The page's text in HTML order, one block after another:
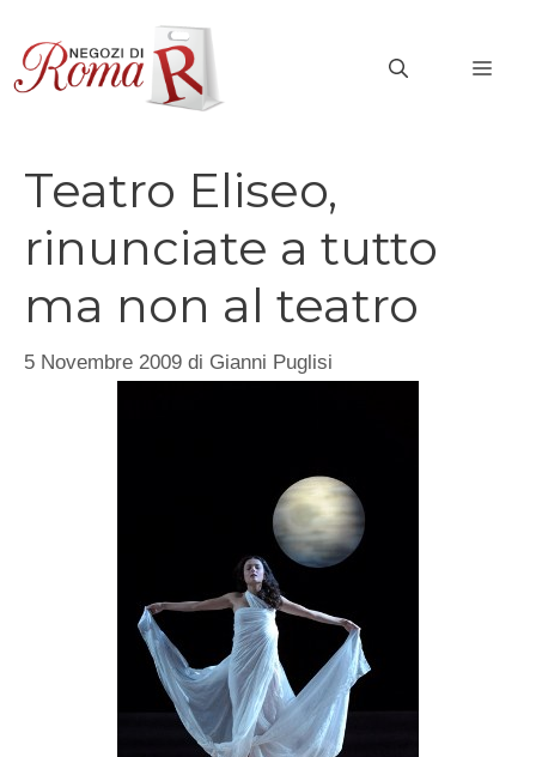
contenuto
Teatro Eliseo,
rinunciate a tutto
ma non al teatro
5 Novembre 2009 di Gianni Puglisi